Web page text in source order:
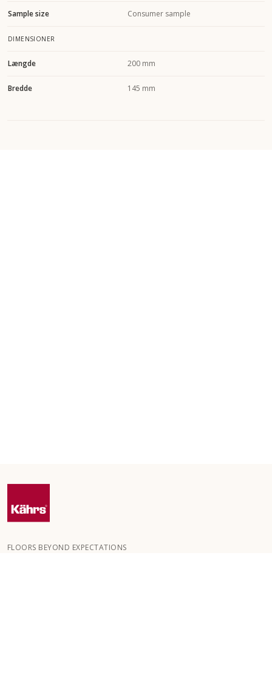
Sample size Consumer sample
DIMENSIONER
Længde 200 mm
Bredde 145 mm
FLOORS BEYOND EXPECTATIONS